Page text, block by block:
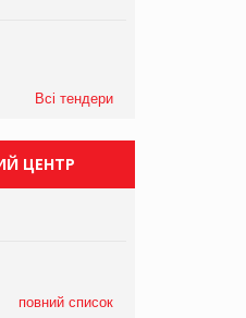
компанії «УкраМарин»
Всі тендери
ЦЕНТР
повний список